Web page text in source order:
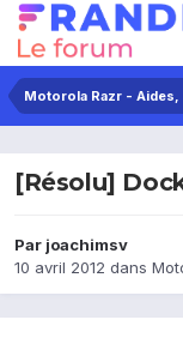
Motorola Razr -
[Résolu]
Par joachimsv
10 avril 2012 dans